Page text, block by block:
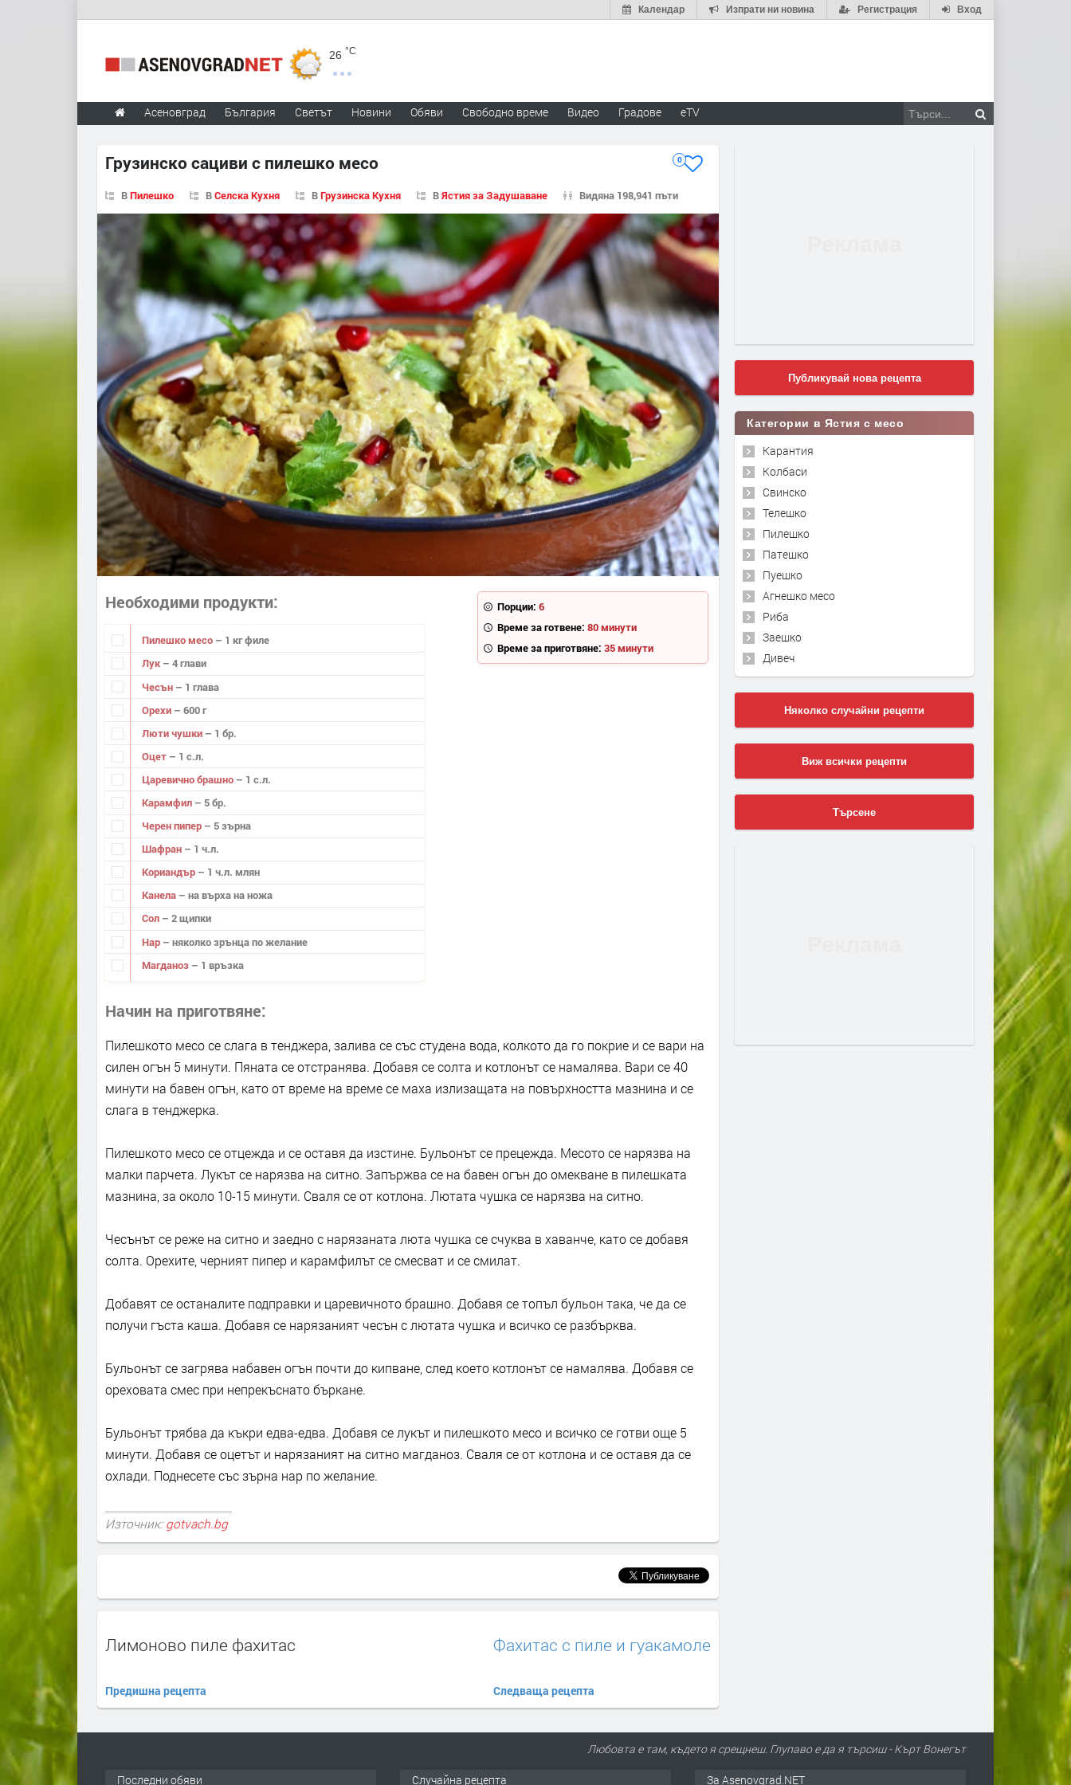
Вход
Регистрация
Изпрати ни новина
Календар
26 °C
Асеновград България Светът Новини Обяви Свободно време Видео Градове eTV
Грузинско сациви с пилешко месо 0
ВПилешко ВСелска Кухня ВГрузинска Кухня ВЯстия за Задушаване Видяна 198,941 пъти
Порции: 6
Време за готвене: 80 минути
Време за приготвяне: 35 минути
Необходими продукти
Пилешко месо – 1 кг филе
Лук – 4 глави
Чесън – 1 глава
Орехи – 600 г
Люти чушки – 1 бр.
Оцет – 1 с.л.
Царевично брашно – 1 с.л.
Карамфил – 5 бр.
Черен пипер – 5 зърна
Шафран – 1 ч.л.
Кориандър – 1 ч.л. млян
Канела – на върха на ножа
Сол – 2 щипки
Нар – няколко зрънца по желание
Магданоз – 1 връзка
Начин на приготвяне
Пилешкото месо се слага в тенджера, залива се със студена вода, колкото да го покрие и се вари на
силен огън 5 минути. Пяната се отстранява. Добавя се солта и котлонът се намалява. Вари се 40
минути на бавен огън, като от време на време се маха излизащата на повърхността мазнина и се
слага в тенджерка.
Пилешкото месо се отцежда и се оставя да изстине. Бульонът се прецежда. Месото се нарязва на
малки парчета. Лукът се нарязва на ситно. Запържва се на бавен огън до омекване в пилешката
мазнина, за около 10-15 минути. Сваля се от котлона. Лютата чушка се нарязва на ситно.
Чесънът се реже на ситно и заедно с нарязаната люта чушка се счуква в хаванче, като се добавя
солта. Орехите, черният пипер и карамфилът се смесват и се смилат.
Добавят се останалите подправки и царевичното брашно. Добавя се топъл бульон така, че да се
получи гъста каша. Добавя се нарязаният чесън с лютата чушка и всичко се разбърква.
Бульонът се загрява набавен огън почти до кипване, след което котлонът се намалява. Добавя се
ореховата смес при непрекъснато бъркане.
Бульонът трябва да къкри едва-едва. Добавя се лукът и пилешкото месо и всичко се готви още 5
минути. Добавя се оцетът и нарязаният на ситно магданоз. Сваля се от котлона и се оставя да се
охлади. Поднесете със зърна нар по желание.
Източник: gotvach.bg
Лимоново пиле фахитас
Предишна рецепта
Фахитас с пиле и гуакамоле
Следваща рецепта
Публикувай нова рецепта
Категории в Ястия с месо
Карантия
Колбаси
Свинско
Телешко
Пилешко
Патешко
Пуешко
Агнешко месо
Риба
Заешко
Дивеч
Няколко случайни рецепти
Виж всички рецепти
Търсене
Любовта е там, където я срещнеш. Глупаво е да я търсиш - Кърт Вонегът
Последни обяви Случайна рецепта За Asenovgrad.NET